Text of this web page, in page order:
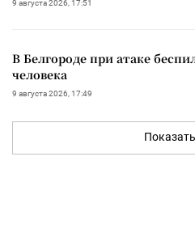
9 августа 2026, 17:51
В Белгороде при атаке
человека
9 августа 2026, 17:49